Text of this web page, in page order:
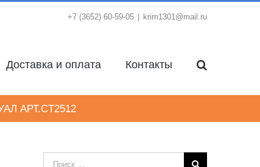
+7 (3652) 60-59-05 krim1301@mail.ru
Доставка и оплата Контакты
АРТ.CT2512
Результат